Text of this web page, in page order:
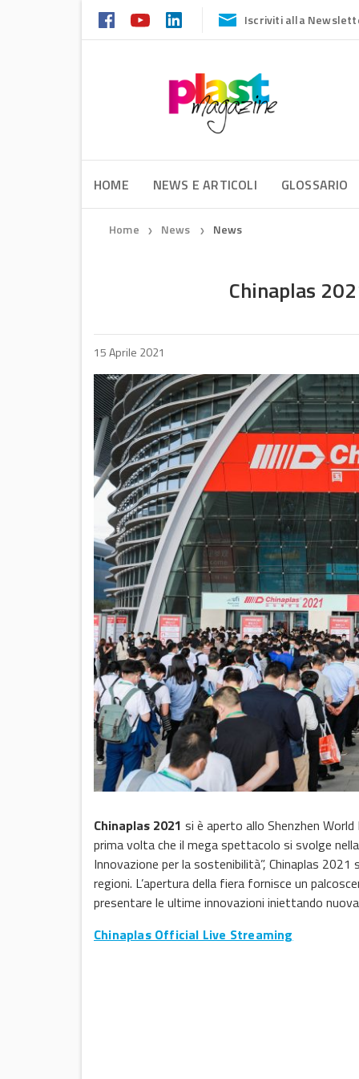
Iscriviti alla
HOME NEWS E ARTICOLI GLOSSARIO
Home ❯ News ❯ News
Chinaplas
15 Aprile 2021
Chinaplas 2021 si è aperto allo Shenzhen
prima volta che il mega spettacolo si svolge
Innovazione per la sostenibilità”, Chinaplas 2021
regioni. L’apertura della fiera fornisce un
presentare le ultime innovazioni iniettando
Chinaplas Official Live Streaming